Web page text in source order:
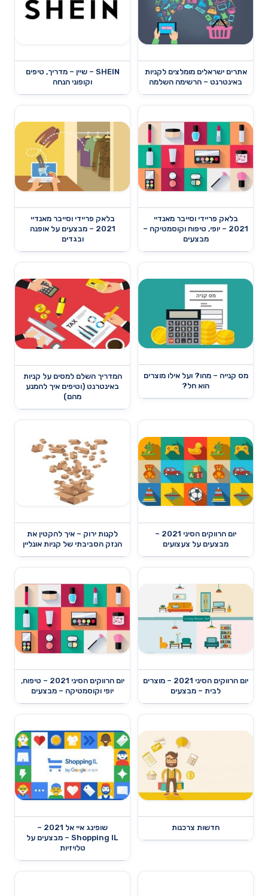
אתרים ישראלים מומלצים לקניות
באינטרנט – הרשימה השלמה
SHEIN – שיין – מדריך, טיפים
וקופוני הנחה
בלאק פריידי וסייבר מאנדיי
2021 – יופי, טיפוח וקוסמטיקה –
מבצעים
בלאק פריידי וסייבר מאנדיי
2021 – מבצעים על אופנה
ובגדים
מס קנייה – מהו? ועל אילו מוצרים
הוא חל?
המדריך השלם למסים על קניות
באינטרנט (וטיפים איך להמנע
מהם)
יום הרווקים הסיני 2021 –
מבצעים על צעצועים
לקנות ירוק – איך להקטין את
הנזק הסביבתי של קניות אונליין
יום הרווקים הסיני 2021 – מוצרים
לבית – מבצעים
יום הרווקים הסיני 2021 – טיפוח,
יופי וקוסמטיקה – מבצעים
חדשות צרכנות
שופינג איי אל 2021 –
Shopping IL – מבצעים על
טלויזיות